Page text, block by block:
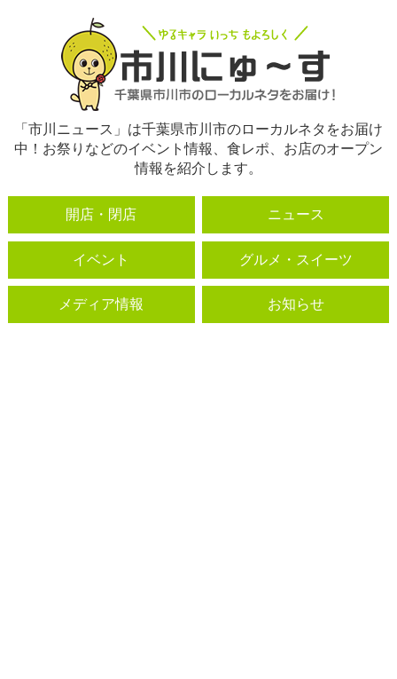
「市川ニュース」は千葉県市川市のローカルネタをお届け
中！お祭りなどのイベント情報、食レポ、お店のオープン
情報を紹介します。
開店・閉店 ニュース
イベント グルメ・スイーツ
メディア情報 お知らせ